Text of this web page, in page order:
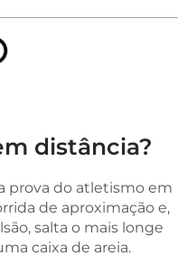
distância?
prova do atletismo em
de aproximação e,
salta o mais longe
caixa de areia.